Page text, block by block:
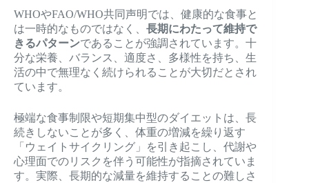
WHOやFAO/WHO共同声明では、健康的な食事と
は一時的なものではなく、 長期にわたって維持で
きるパターンであることが強調されています。十
分な栄養、バランス、適度さ、多様性を持ち、生
活の中で無理なく続けられることが大切だとされ
ています。
極端な食事制限や短期集中型のダイエットは、長
続きしないことが多く、体重の増減を繰り返す
「ウェイトサイクリング」を引き起こし、代謝や
心理面でのリスクを伴う可能性が指摘されていま
す。実際、長期的な減量を維持することの難しさ